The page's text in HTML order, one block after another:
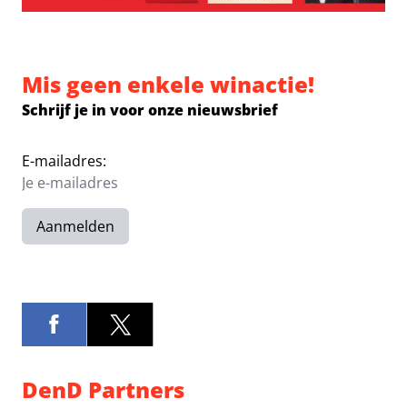
Mis geen enkele winactie!
Schrijf je in voor onze nieuwsbrief
E-mailadres:
Aanmelden
DenD Partners